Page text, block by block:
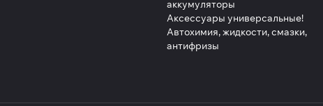
аккумуляторы
Аксессуары универсальные!
Автохимия, жидкости, смазки,
антифризы